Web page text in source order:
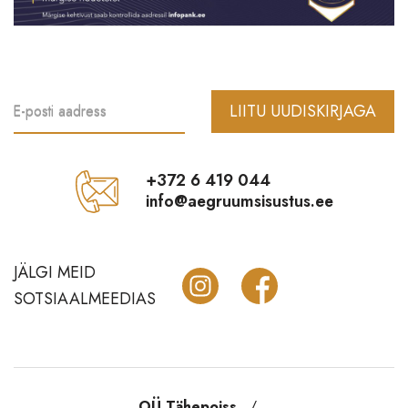
Krebs lühtrid
Märkmikud Paperblanks
E-posti aadress LIITU UUDISKIRJAGA
+372 6 419 044
info@aegruumsisustus.ee
JÄLGI MEID
SOTSIAALMEEDIAS